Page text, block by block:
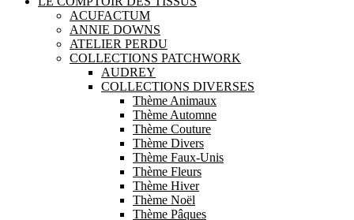
ACUFACTUM
ANNIE DOWNS
ATELIER PERDU
COLLECTIONS PATCHWORK
AUDREY
COLLECTIONS DIVERSES
Thème Animaux
Thème Automne
Thème Couture
Thème Divers
Thème Faux-Unis
Thème Fleurs
Thème Hiver
Thème Noël
Thème Pâques